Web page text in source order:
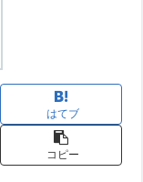
はてブ
コピー